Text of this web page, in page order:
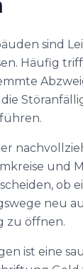
sind
Häufig
und
ob
neu
zu öffnen.
ist eine